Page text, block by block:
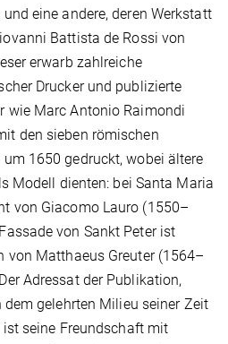
und eine andere, deren Werkstatt
Battista de Rossi von
erwarb zahlreiche
Drucker und publizierte
wie Marc Antonio Raimondi
den sieben römischen
1650 gedruckt, wobei ältere
Modell dienten: bei Santa Maria
von Giacomo Lauro (1550–
von Sankt Peter ist
von Matthaeus Greuter (1564–
Adressat der Publikation,
gelehrten Milieu seiner Zeit
seine Freundschaft mit